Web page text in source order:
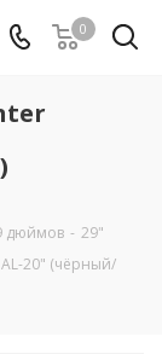
0
дюймов - 29"
AL-20" (чёрный/